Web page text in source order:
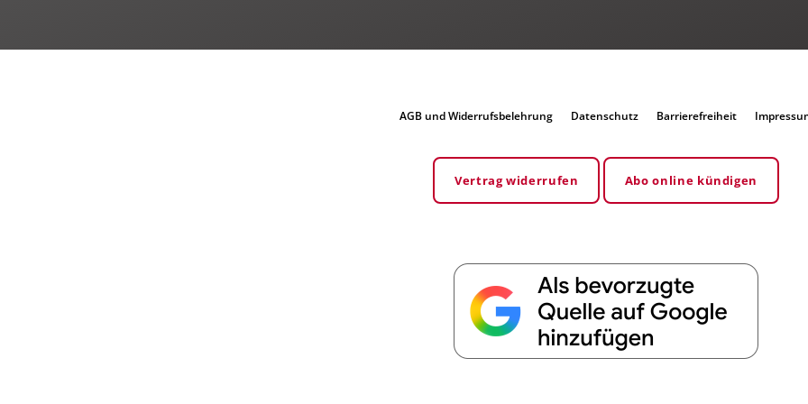
AGB und Widerrufsbelehrung Datenschutz Barrierefreiheit
Vertrag widerrufen Abo online kündigen